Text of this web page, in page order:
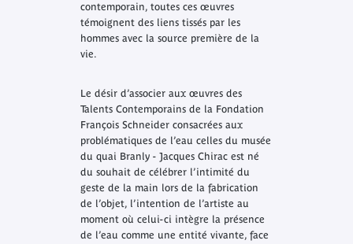
contemporain, toutes ces œuvres
témoignent des liens tissés par les
hommes avec la source première de la
vie.
Le désir d’associer aux œuvres des
Talents Contemporains de la Fondation
François Schneider consacrées aux
problématiques de l’eau celles du musée
du quai Branly - Jacques Chirac est né
du souhait de célébrer l’intimité du
geste de la main lors de la fabrication
de l’objet, l’intention de l’artiste au
moment où celui-ci intègre la présence
de l’eau comme une entité vivante, face